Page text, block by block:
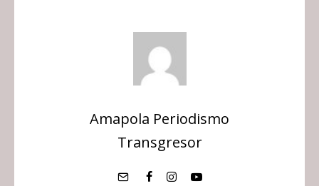
Amapola Periodismo
Transgresor